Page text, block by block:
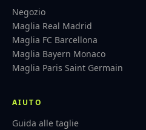
Negozio
Maglia Real Madrid
Maglia FC Barcellona
Maglia Bayern Monaco
Maglia Paris Saint Germain
AIUTO
Guida alle taglie